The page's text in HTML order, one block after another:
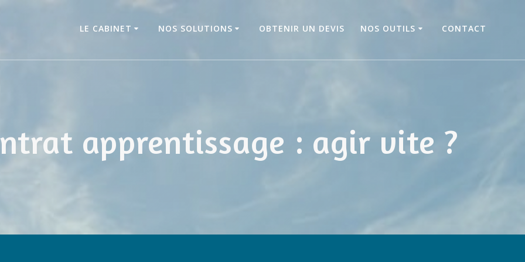
LE CABINET NOS SOLUTIONS OBTENIR UN DEVIS NOS OUTILS CONTACT
apprentissage : agir vite ?